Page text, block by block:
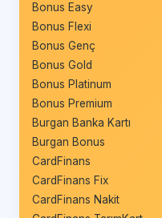
Bonus Easy
Bonus Flexi
Bonus Genç
Bonus Gold
Bonus Platinum
Bonus Premium
Burgan Banka Kartı
Burgan Bonus
CardFinans
CardFinans Fix
CardFinans Nakit